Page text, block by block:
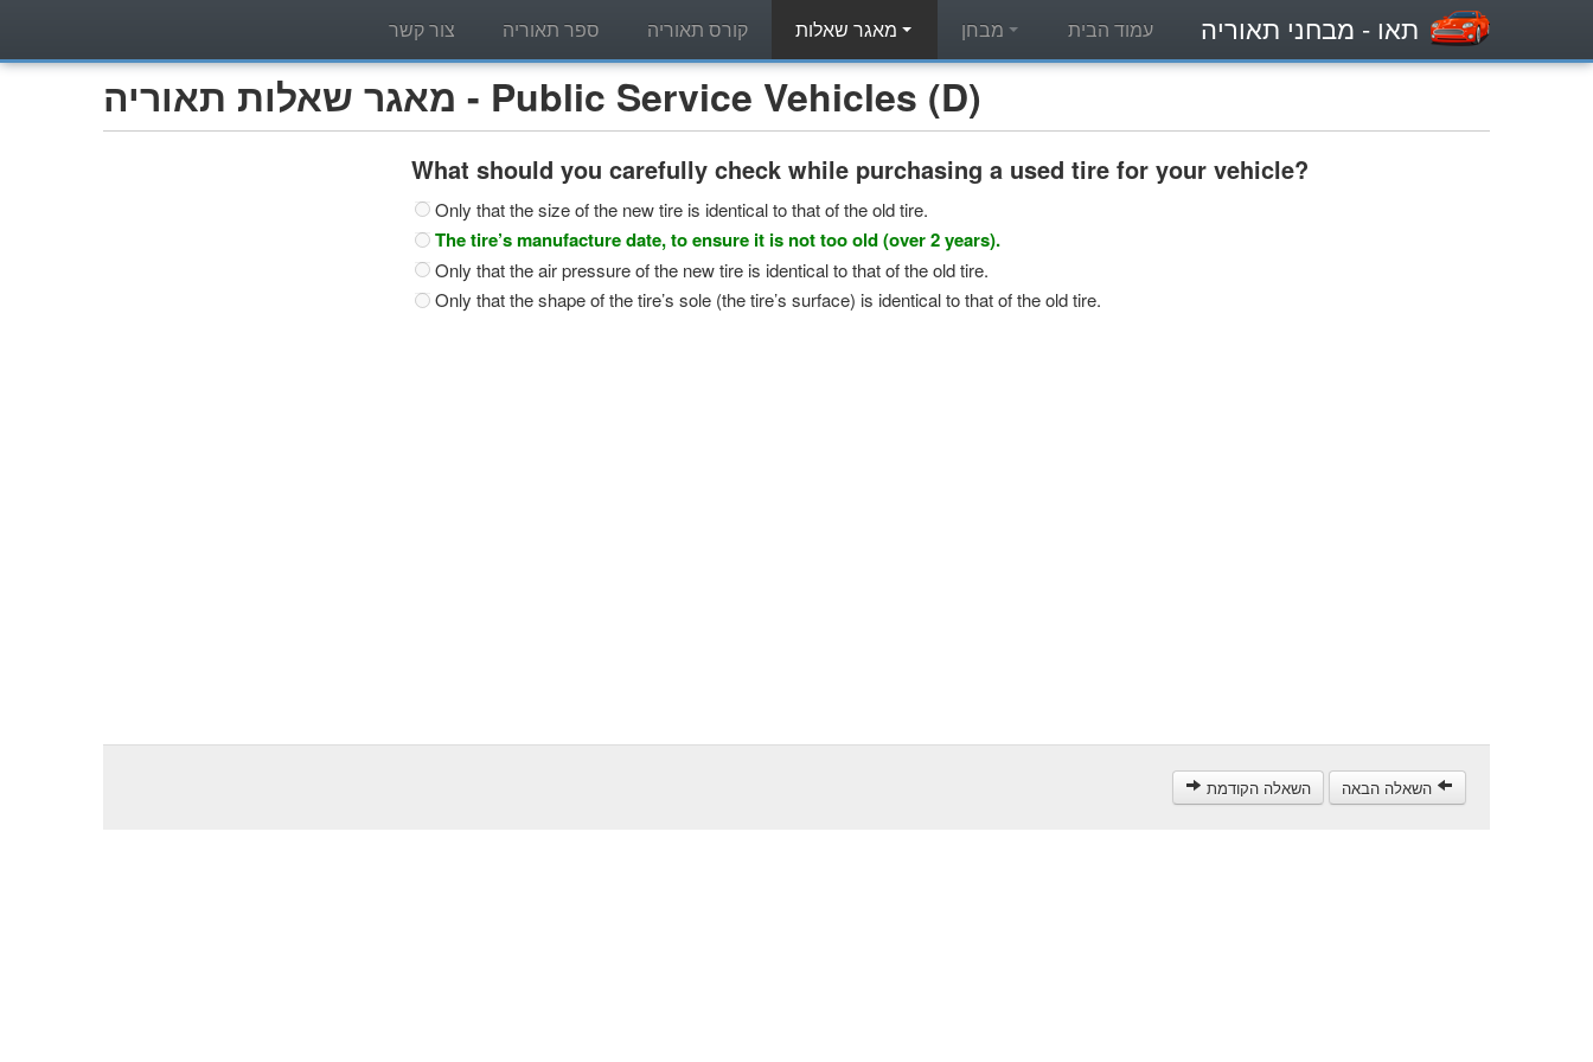
תאו - מבחני תאוריה עמוד הבית קורס תאוריה ספר תאוריה צור קשר
מאגר שאלות תאוריה - Public Service Vehicles (D)
What should you carefully check while purchasing a used tire for your vehicle?
Only that the size of the new tire is identical to that of the old tire.
The tire’s manufacture date, to ensure it is not too old (over 2 years).
Only that the air pressure of the new tire is identical to that of the old tire.
Only that the shape of the tire’s sole (the tire’s surface) is identical to that of the old tire.
השאלה הקודמת